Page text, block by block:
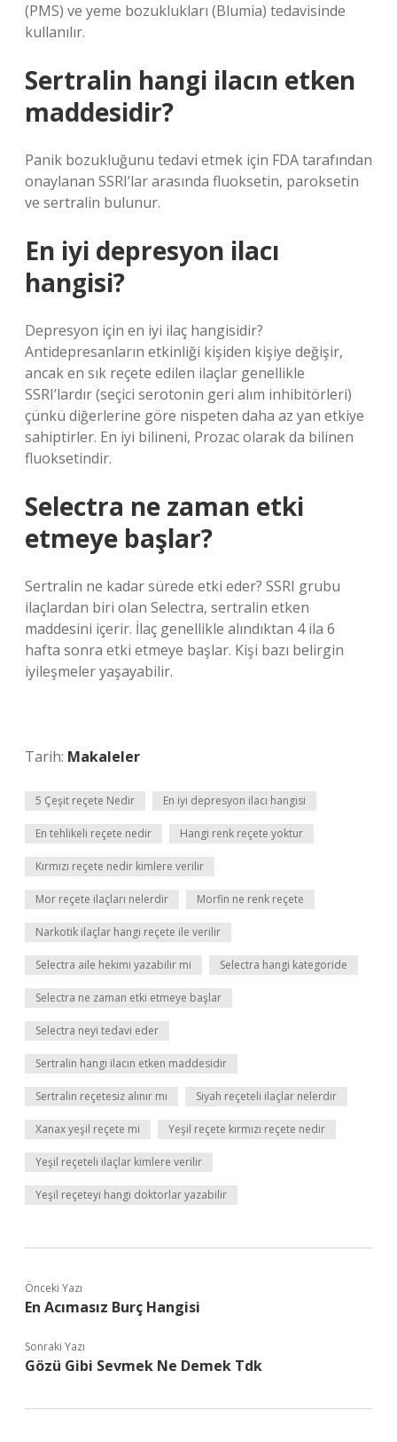
(PMS) ve yeme bozuklukları (Blumia) tedavisinde
kullanılır.
Sertralin hangi ilacın etken
maddesidir?
Panik bozukluğunu tedavi etmek için FDA tarafından
onaylanan SSRI’lar arasında fluoksetin, paroksetin
ve sertralin bulunur.
En iyi depresyon ilacı
hangisi?
Depresyon için en iyi ilaç hangisidir?
Antidepresanların etkinliği kişiden kişiye değişir,
ancak en sık reçete edilen ilaçlar genellikle
SSRI’lardır (seçici serotonin geri alım inhibitörleri)
çünkü diğerlerine göre nispeten daha az yan etkiye
sahiptirler. En iyi bilineni, Prozac olarak da bilinen
fluoksetindir.
Selectra ne zaman etki
etmeye başlar?
Sertralin ne kadar sürede etki eder? SSRI grubu
ilaçlardan biri olan Selectra, sertralin etken
maddesini içerir. İlaç genellikle alındıktan 4 ila 6
hafta sonra etki etmeye başlar. Kişi bazı belirgin
iyileşmeler yaşayabilir.
Tarih: Makaleler
5 Çeşit reçete Nedir En iyi depresyon ilacı hangisi
En tehlikeli reçete nedir Hangi renk reçete yoktur
Kırmızı reçete nedir kimlere verilir
Mor reçete ilaçları nelerdir Morfin ne renk reçete
Narkotik ilaçlar hangi reçete ile verilir
Selectra aile hekimi yazabilir mi Selectra hangi kategoride
Selectra ne zaman etki etmeye başlar
Selectra neyi tedavi eder
Sertralin hangi ilacın etken maddesidir
Sertralin reçetesiz alınır mı Siyah reçeteli ilaçlar nelerdir
Xanax yeşil reçete mi Yeşil reçete kırmızı reçete nedir
Yeşil reçeteli ilaçlar kimlere verilir
Yeşil reçeteyi hangi doktorlar yazabilir
Önceki Yazı
En Acımasız Burç Hangisi
Sonraki Yazı
Gözü Gibi Sevmek Ne Demek Tdk